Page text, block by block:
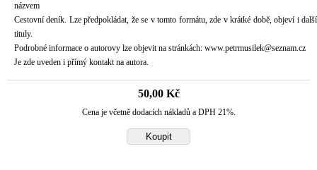
názvem
Cestovní deník. Lze předpokládat, že se v tomto formátu, zde v krátké době, objeví i další
tituly.
Podrobné informace o autorovy lze objevit na stránkách: www.petrmusilek@seznam.cz
Je zde uveden i přímý kontakt na autora.
50,00 Kč
Cena je včetně dodacích nákladů a DPH 21%.